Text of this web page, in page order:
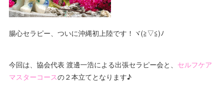
腸心セラピー、ついに沖縄初上陸です！ヾ(≧▽≦)ﾉ
今回は、協会代表 渡邊一浩による出張セラピー会と、 セルフケア
マスターコースの２本立てとなります♪